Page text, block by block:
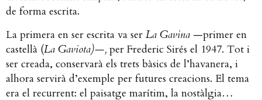
de forma escrita.
La primera en ser escrita va ser La Gavina —primer en
castellà (La Gaviota)—, per Frederic Sirés el 1947. Tot i
ser creada, conservarà els trets bàsics de l’havanera, i
alhora servirà d’exemple per futures creacions. El tema
era el recurrent: el paisatge marítim, la nostàlgia…